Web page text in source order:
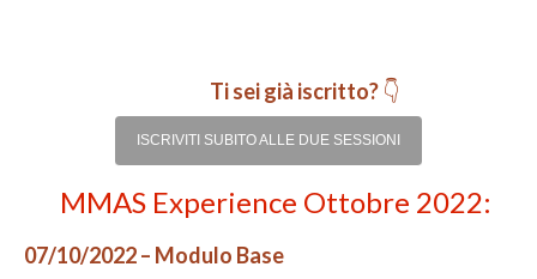
Ti sei già iscritto? 👇
ISCRIVITI SUBITO ALLE DUE SESSIONI
MMAS Experience Ottobre 2022:
07/10/2022 – Modulo Base